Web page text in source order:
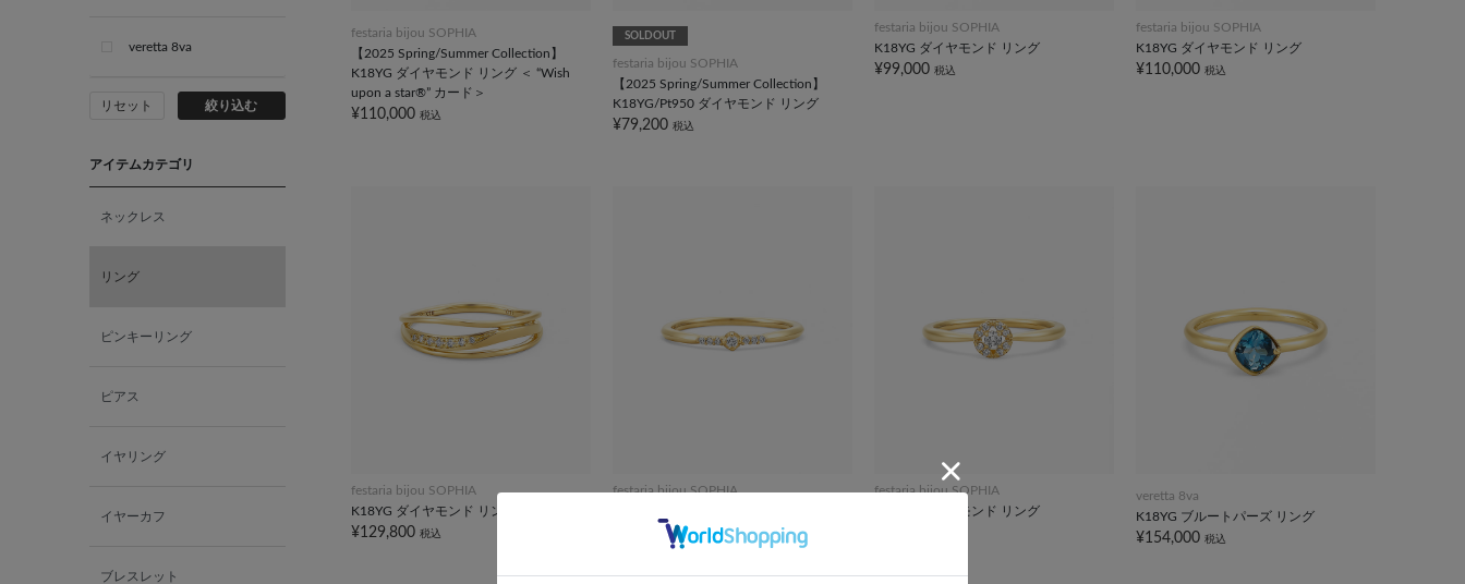
veretta 8va
リセット 絞り込む
アイテムカテゴリ
ネックレス
リング
ピンキーリング
ピアス
イヤリング
イヤーカフ
ブレスレット
festaria bijou SOPHIA
【2025 Spring/Summer Collection】
K18YG ダイヤモンド リング ＜ “Wish
upon a star®” カード＞
¥110,000 税込
SOLDOUT
festaria bijou SOPHIA
【2025 Spring/Summer Collection】
K18YG/Pt950 ダイヤモンド リング
¥79,200 税込
festaria bijou SOPHIA
K18YG ダイヤモンド リング
¥99,000 税込
festaria bijou SOPHIA
K18YG ダイヤモンド リング
¥110,000 税込
festaria bijou SOPHIA
K18YG ダイヤモンド リング
¥129,800 税込
festaria bijou SOPHIA
¥79,200税込
festaria bijou SOPHIA
K18YG ダイヤモンド リング
veretta 8va
K18YG ブルートパーズ リング
¥154,000 税込